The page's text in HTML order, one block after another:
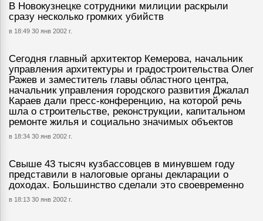
В Новокузнецке сотрудники милиции раскрыли
сразу несколько громких убийств
в 18:49 30 янв 2002 г.
Сегодня главный архитектор Кемерова, начальник
управления архитектуры и градостроительства Олег
Ражев и заместитель главы областного центра,
начальник управления городского развития Джалал
Караев дали пресс-конференцию, на которой речь
шла о строительстве, реконструкции, капитальном
ремонте жилья и социально значимых объектов
в 18:34 30 янв 2002 г.
Свыше 43 тысяч кузбассовцев в минувшем году
представили в налоговые органы декларации о
доходах. Большинство сделали это своевременно
в 18:13 30 янв 2002 г.